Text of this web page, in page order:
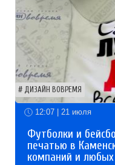
ДИЗАЙН ВОВРЕМЯ
12:07 | 21 июля
Футболки и
печатью в
компаний и